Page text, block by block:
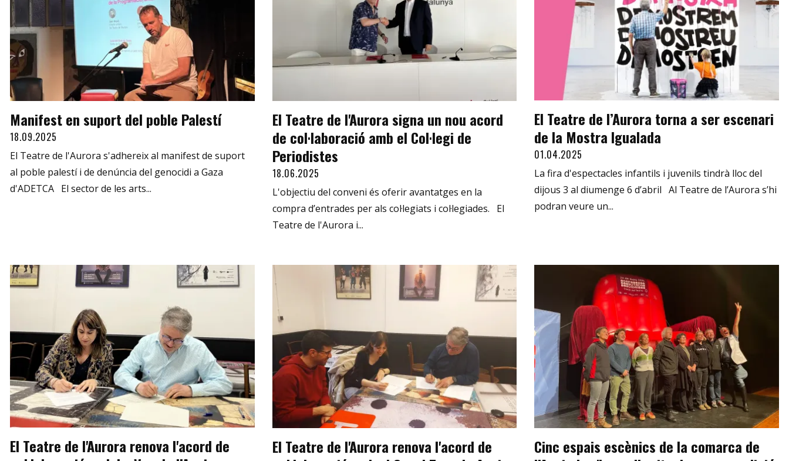
Manifest en suport del poble Palestí
18.09.2025
El Teatre de l'Aurora s'adhereix al manifest de suport
al poble palestí i de denúncia del genocidi a Gaza
d'ADETCA El sector de les arts...
El Teatre de l'Aurora signa un nou acord
de col·laboració amb el Col·legi de
Periodistes
18.06.2025
L'objectiu del conveni és oferir avantatges en la
compra d’entrades per als col·legiats i col·legiades. El
Teatre de l'Aurora i...
El Teatre de l’Aurora torna a ser escenari
de la Mostra Igualada
01.04.2025
La fira d'espectacles infantils i juvenils tindrà lloc del
dijous 3 al diumenge 6 d’abril Al Teatre de l’Aurora s’hi
podran veure un...
El Teatre de l'Aurora renova l'acord de
El Teatre de l'Aurora renova l'acord de
Cinc espais escènics de la comarca de